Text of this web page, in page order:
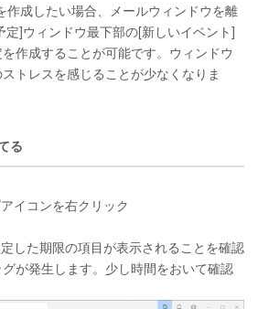
作成したい場合、メールウィンドウを離
]ウィンドウ最下部の[新しいイベント]
作成することが可能です。ウィンドウ
トレスを感じることが少なくなりま
る
イコンを右クリック
した期限の項目が表示されることを確認
グが発生します。少し時間をおいて確認